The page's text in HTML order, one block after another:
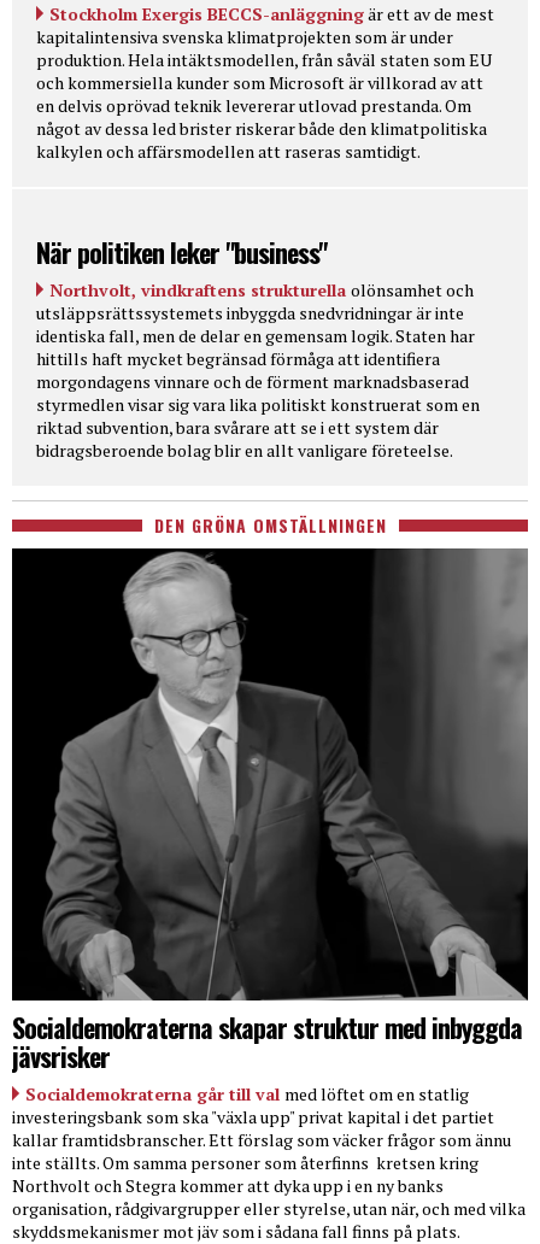
Stockholm Exergis BECCS-anläggningär ett av de mest
kapitalintensiva svenska klimatprojekten som är under
produktion. Hela intäktsmodellen, från såväl staten som EU
och kommersiella kunder som Microsoft är villkorad av att
en delvis oprövad teknik levererar utlovad prestanda. Om
något av dessa led brister riskerar både den klimatpolitiska
kalkylen och affärsmodellen att raseras samtidigt.
När politiken leker "business"
Northvolt, vindkraftens strukturella olönsamhet och
utsläppsrättssystemets inbyggda snedvridningar är inte
identiska fall, men de delar en gemensam logik. Staten har
hittills haft mycket begränsad förmåga att identifiera
morgondagens vinnare och de förment marknadsbaserad
styrmedlen visar sig vara lika politiskt konstruerat som en
riktad subvention, bara svårare att se i ett system där
bidragsberoende bolag blir en allt vanligare företeelse.
DEN GRÖNA OMSTÄLLNINGEN
Socialdemokraterna skapar struktur med inbyggda
jävsrisker
Socialdemokraterna går till val med löftet om en statlig
investeringsbank som ska "växla upp" privat kapital i det partiet
kallar framtidsbranscher. Ett förslag som väcker frågor som ännu
inte ställts. Om samma personer som återfinns kretsen kring
Northvolt och Stegra kommer att dyka upp i en ny banks
organisation, rådgivargrupper eller styrelse, utan när, och med vilka
skyddsmekanismer mot jäv som i sådana fall finns på plats.